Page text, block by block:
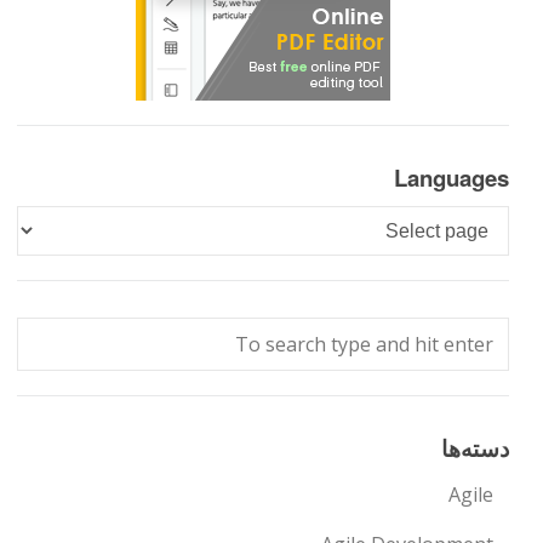
Languages
Languages
دسته‌ها
Agile